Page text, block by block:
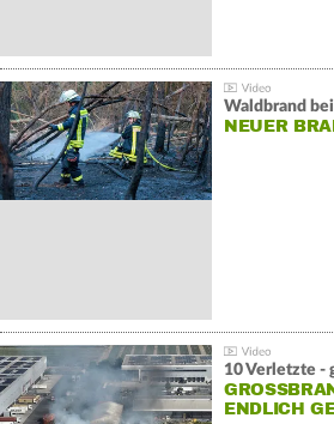
Waldbrand
NEUER
10 Verletzte -
NDLICH